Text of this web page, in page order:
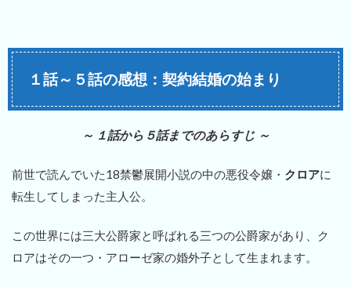
１話～５話の感想：契約結婚の始まり
～ １話から５話までのあらすじ ～
前世で読んでいた18禁鬱展開小説の中の悪役令嬢・ クロアに
転生してしまった主人公。
この世界には三大公爵家と呼ばれる三つの公爵家があり、ク
ロアはその一つ・アローゼ家の婚外子として生まれます。